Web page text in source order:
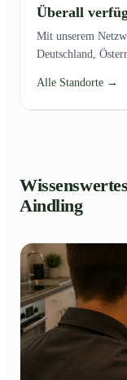
Überall
Mit unserem
Deutschland,
Alle Standorte →
Aindling